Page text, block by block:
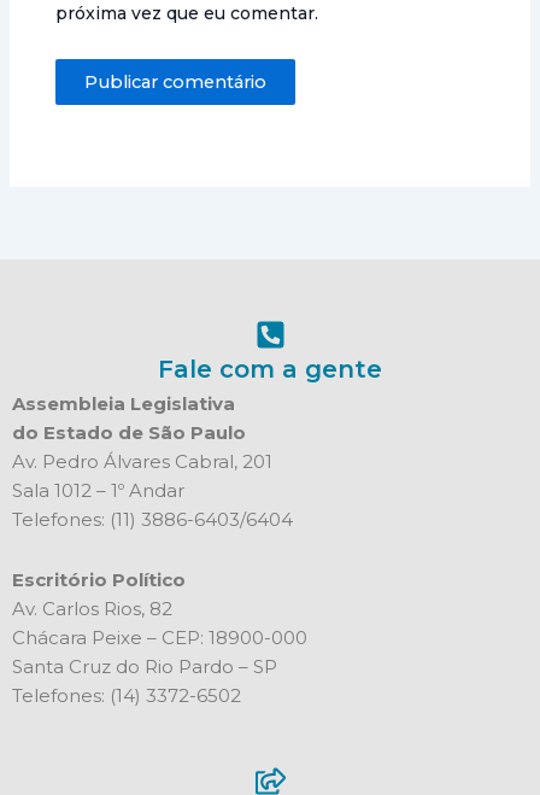
próxima vez que eu comentar.
Fale com a gente
Assembleia Legislativa
do Estado de São Paulo
Av. Pedro Álvares Cabral, 201
Sala 1012 – 1º Andar
Telefones: (11) 3886-6403/6404
Escritório Político
Av. Carlos Rios, 82
Chácara Peixe – CEP: 18900-000
Santa Cruz do Rio Pardo – SP
Telefones: (14) 3372-6502